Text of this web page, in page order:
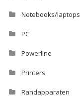
Notebooks/laptops
PC
Powerline
Printers
Randapparaten